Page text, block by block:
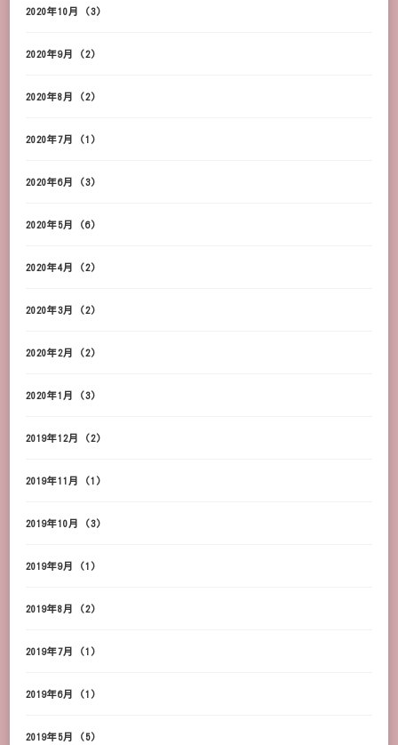
2020年10月 (3)
2020年9月 (2)
2020年8月 (2)
2020年7月 (1)
2020年6月 (3)
2020年5月 (6)
2020年4月 (2)
2020年3月 (2)
2020年2月 (2)
2020年1月 (3)
2019年12月 (2)
2019年11月 (1)
2019年10月 (3)
2019年9月 (1)
2019年8月 (2)
2019年7月 (1)
2019年6月 (1)
2019年5月 (5)